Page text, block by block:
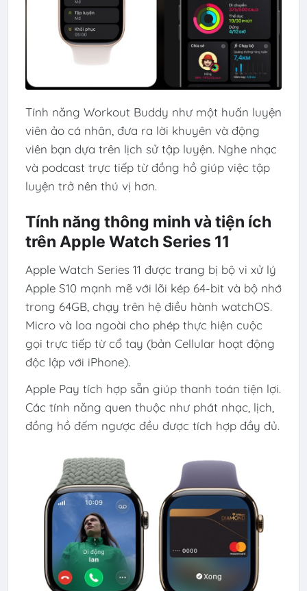
Tính năng Workout Buddy như một huấn luyện
viên ảo cá nhân, đưa ra lời khuyên và động
viên bạn dựa trên lịch sử tập luyện. Nghe nhạc
và podcast trực tiếp từ đồng hồ giúp việc tập
luyện trở nên thú vị hơn.
Tính năng thông minh và tiện ích
trên Apple Watch Series 11
Apple Watch Series 11 được trang bị bộ vi xử lý
Apple S10 mạnh mẽ với lõi kép 64-bit và bộ nhớ
trong 64GB, chạy trên hệ điều hành watchOS.
Micro và loa ngoài cho phép thực hiện cuộc
gọi trực tiếp từ cổ tay (bản Cellular hoạt động
độc lập với iPhone).
Apple Pay tích hợp sẵn giúp thanh toán tiện lợi.
Các tính năng quen thuộc như phát nhạc, lịch,
đồng hồ đếm ngược đều được tích hợp đầy đủ.